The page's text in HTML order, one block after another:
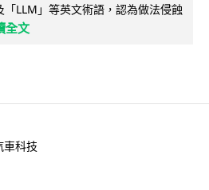
「LLM」等英文術語，認為做法侵蝕
全文
車科技